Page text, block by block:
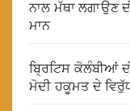
ਨਾਲ ਮੱਥਾ ਲਗਾਉਣ
ਮਾਨ
ਬ੍ਰਿਟਿਸ ਕੋਲੰਬੀਆਂ
ਮੋਦੀ ਹਕੂਮਤ ਦੇ